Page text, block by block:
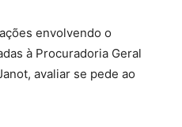
envolvendo o
à Procuradoria Geral
avaliar se pede ao